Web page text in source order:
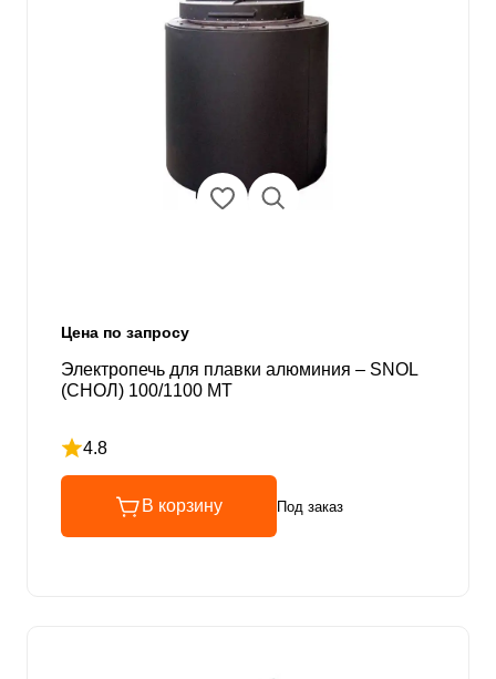
Цена по запросу
Электропечь для плавки алюминия – SNOL
(СНОЛ) 100/1100 MT
4.8
Рейтинг 4.8 из 5
В корзину Под заказ